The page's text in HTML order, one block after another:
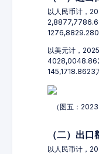
以人民币计，
以美元计，
145,1718.8623
（图五：
（二）出口
以人民币计，